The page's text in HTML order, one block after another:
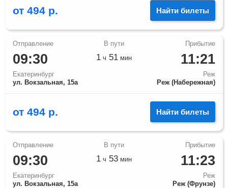
от 494 р. Найти билеты
09:30
Екатеринбург
ул. Вокзальная, 15а
11:21
Реж
Реж (Набережная)
1 ч 51 мин
от 494 р. Найти билеты
09:30
Екатеринбург
ул. Вокзальная, 15а
11:23
Реж
Реж (Фрунзе)
1 ч 53 мин